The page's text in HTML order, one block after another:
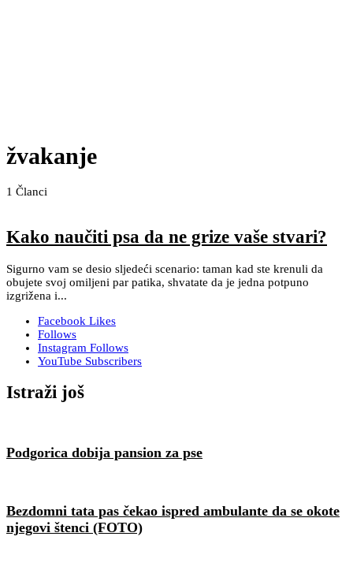
žvakanje
1 Članci
Kako naučiti psa da ne grize vaše stvari?
Sigurno vam se desio sljedeći scenario: taman kad ste krenuli da
obujete svoj omiljeni par patika, shvatate da je jedna potpuno
izgrižena i...
Facebook Likes
Follows
Instagram Follows
YouTube Subscribers
Istraži još
Podgorica dobija pansion za pse
Bezdomni tata pas čekao ispred ambulante da se okote
njegovi štenci (FOTO)